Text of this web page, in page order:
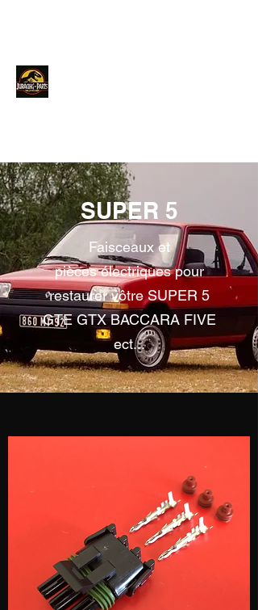
SUPER 5
Faisceaux et
pièces électriques pour
restaurer vôtre SUPER 5
GTE GTX BACCARA FIVE
ect...